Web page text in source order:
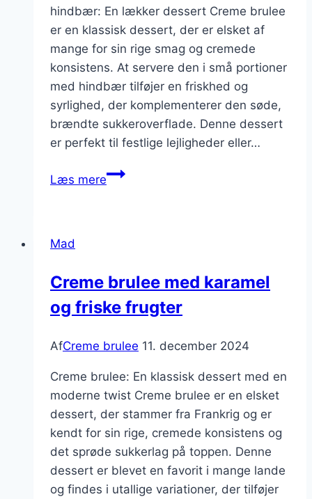
hindbær: En lækker dessert Creme brulee
er en klassisk dessert, der er elsket af
mange for sin rige smag og cremede
konsistens. At servere den i små portioner
med hindbær tilføjer en friskhed og
syrlighed, der komplementerer den søde,
brændte sukkeroverflade. Denne dessert
er perfekt til festlige lejligheder eller…
Læs mereSmå
hindbær
Mad
Creme brulee med karamel
og friske frugter
AfCreme brulee 11. december 2024
Creme brulee: En klassisk dessert med en
moderne twist Creme brulee er en elsket
dessert, der stammer fra Frankrig og er
kendt for sin rige, cremede konsistens og
det sprøde sukkerlag på toppen. Denne
dessert er blevet en favorit i mange lande
og findes i utallige variationer, der tilføjer